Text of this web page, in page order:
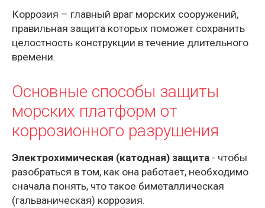
Коррозия – главный враг морских сооружений,
правильная защита которых поможет сохранить
целостность конструкции в течение длительного
времени.
Основные способы защиты
морских платформ от
коррозионного разрушения
Электрохимическая (катодная) защита - чтобы
разобраться в том, как она работает, необходимо
сначала понять, что такое биметаллическая
(гальваническая) коррозия.